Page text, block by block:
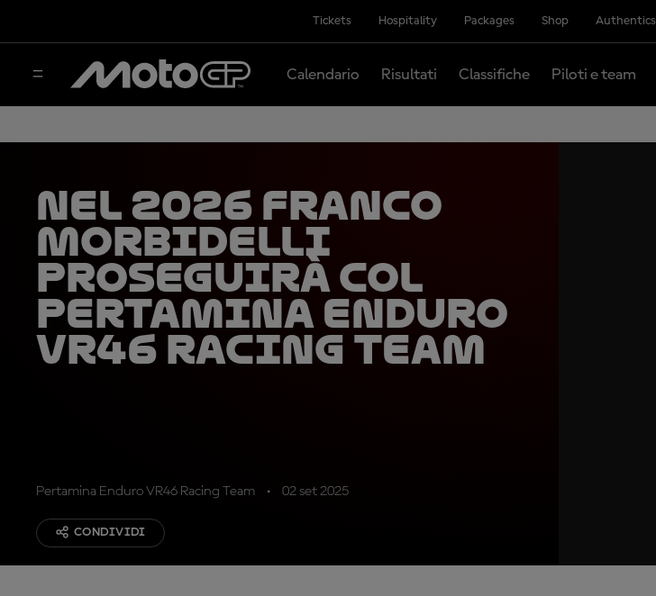
Tickets Hospitality Packages Shop Authentics
Calendario Risultati Classifiche Piloti e team
Nel 2026 Franco
Morbidelli
proseguirà col
Pertamina Enduro
VR46 Racing Team
Pertamina Enduro VR46 Racing Team 02 set 2025
CONDIVIDI